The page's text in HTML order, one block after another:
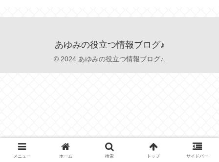
あゆみの役立つ情報ブログ♪
© 2024 あゆみの役立つ情報ブログ♪.
メニュー ホーム 検索 トップ サイドバー